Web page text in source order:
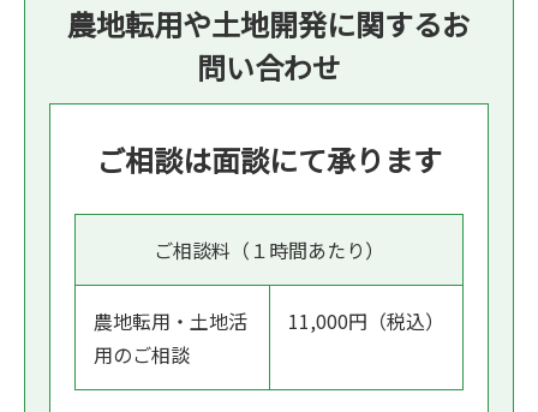
農地転用や土地開発に関するお
問い合わせ
ご相談は面談にて承ります
ご相談料（１時間あたり）
農地転用・土地活
用のご相談
11,000円（税込）